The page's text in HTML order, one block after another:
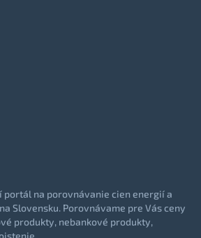
portál na porovnávanie cien energií a
Slovensku. Porovnávame pre Vás ceny
produkty, nebankové produkty,